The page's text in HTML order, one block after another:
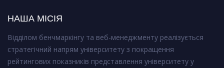
НАША МІСІЯ
Відділом бенчмаркінгу та веб-менеджменту реалізується
стратегічний напрям університету з покращення
рейтингових показників представлення університету у